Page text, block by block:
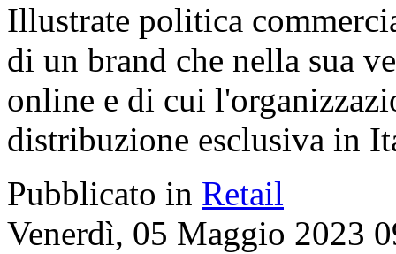
Illustrate politica
di un brand che nella sua
online e di cui
distribuzione esclusiva in
Pubblicato in Retail
Venerdì, 05 Maggio 2023